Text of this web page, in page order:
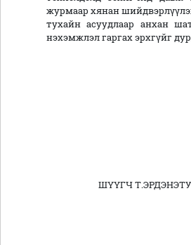
журмаар хянан
тухайн асуудлаар анхан
нэхэмжлэл гаргах эрхгүйг
ШҮҮГЧ